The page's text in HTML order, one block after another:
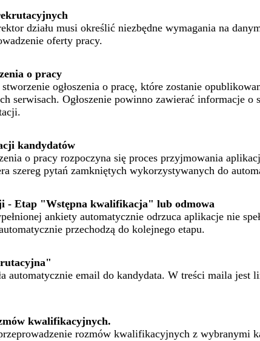
działu musi określić niezbędne wymagania na
oferty pracy.
o pracy
ogłoszenia o pracę, które zostanie
serwisach. Ogłoszenie powinno zawierać informacje
kandydatów
o pracy rozpoczyna się proces przyjmowania
szereg pytań zamkniętych wykorzystywanych do
- Etap "Wstępna kwalifikacja" lub odmowa
ankiety automatycznie odrzuca aplikacje nie
przechodzą do kolejnego etapu.
automatycznie email do kandydata. W treści maila
kwalifikacyjnych.
rozmów kwalifikacyjnych z wybranymi